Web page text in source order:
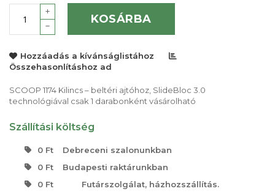
KOSÁRBA
Hozzáadás a kívánságlistához
Összehasonlításhoz ad
SCOOP 1174 Kilincs – beltéri ajtóhoz, SlideBloc 3.0
technológiával csak 1 darabonként vásárolható
Szállítási költség
0 Ft
Debreceni szalonunkban
0 Ft
Budapesti raktárunkban
0 Ft
Futárszolgálat, házhozszállítás.